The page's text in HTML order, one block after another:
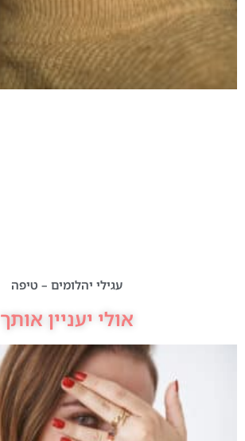
עגילי יהלומים – טיפה
אולי יעניין אותך